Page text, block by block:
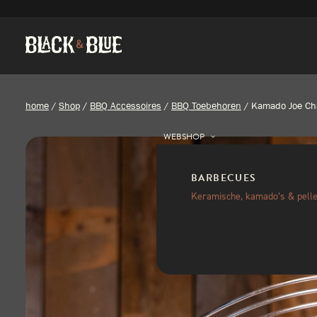
WEBSHOP
BARBECUES
Keramische, kamado’s &
home / Shop / BBQ Accessoires / BBQ Toebehoren / Kamado Joe